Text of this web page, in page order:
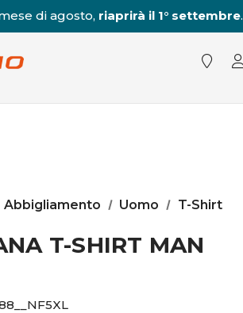
di agosto, riaprirà il 1° settembre.
Abbigliamento Uomo T-Shirt
T-SHIRT MAN